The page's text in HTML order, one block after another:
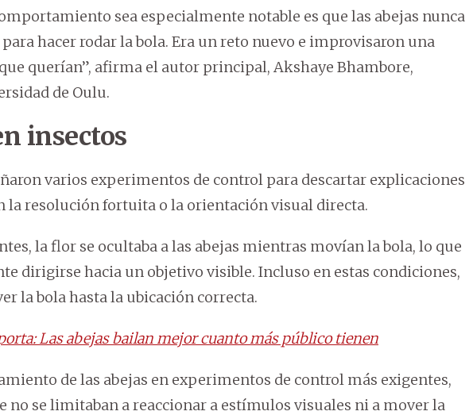
sea especialmente notable es que las abejas nunca
hacer rodar la bola. Era un reto nuevo e improvisaron una
querían”, afirma el autor principal, Akshaye Bhambore,
de Oulu.
insectos
varios experimentos de control para descartar explicaciones
la resolución fortuita o la orientación visual directa.
la flor se ocultaba a las abejas mientras movían la bola, lo que
dirigirse hacia un objetivo visible. Incluso en estas condiciones,
la bola hasta la ubicación correcta.
Las abejas bailan mejor cuanto más público tienen
de las abejas en experimentos de control más exigentes,
no se limitaban a reaccionar a estímulos visuales ni a mover la